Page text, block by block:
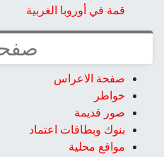
قمة في أوروبا الغربية
صفحة الاعراس
خواطر
صور قديمة
بنوك وبطاقات اعتماد
مواقع محلية